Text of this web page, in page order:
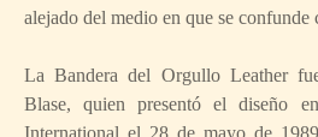
alejado del medio en que se confunde
La Bandera del Orgullo Leather
Blase, quien presentó el diseño
International el 28 de mayo de